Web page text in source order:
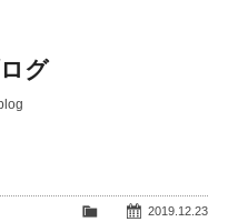
報
グ
2019.12.23